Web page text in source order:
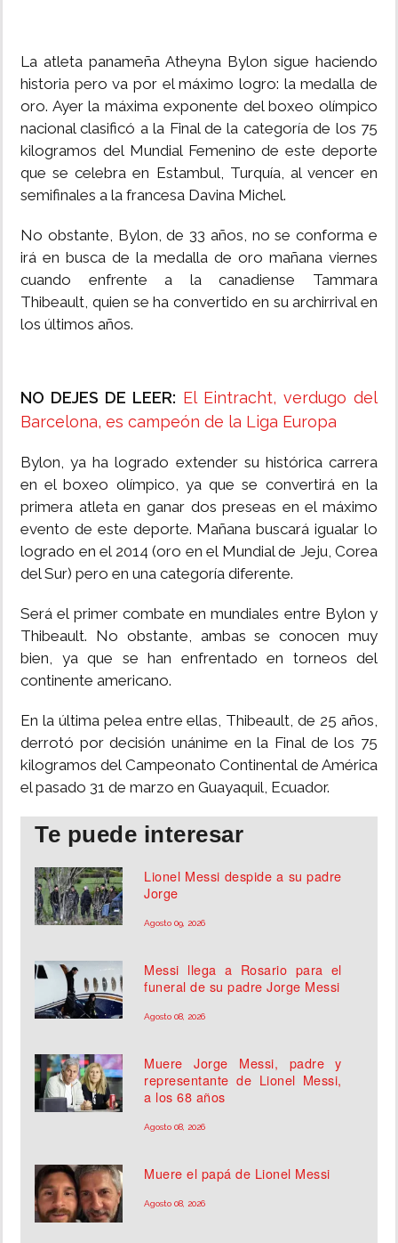
La atleta panameña Atheyna Bylon sigue haciendo
historia pero va por el máximo logro: la medalla de
oro. Ayer la máxima exponente del boxeo olímpico
nacional clasificó a la Final de la categoría de los 75
kilogramos del Mundial Femenino de este deporte
que se celebra en Estambul, Turquía, al vencer en
semifinales a la francesa Davina Michel.
No obstante, Bylon, de 33 años, no se conforma e
irá en busca de la medalla de oro mañana viernes
cuando enfrente a la canadiense Tammara
Thibeault, quien se ha convertido en su archirrival en
los últimos años.
NO DEJES DE LEER: El Eintracht, verdugo del
Barcelona, es campeón de la Liga Europa
Bylon, ya ha logrado extender su histórica carrera
en el boxeo olímpico, ya que se convertirá en la
primera atleta en ganar dos preseas en el máximo
evento de este deporte. Mañana buscará igualar lo
logrado en el 2014 (oro en el Mundial de Jeju, Corea
del Sur) pero en una categoría diferente.
Será el primer combate en mundiales entre Bylon y
Thibeault. No obstante, ambas se conocen muy
bien, ya que se han enfrentado en torneos del
continente americano.
En la última pelea entre ellas, Thibeault, de 25 años,
derrotó por decisión unánime en la Final de los 75
kilogramos del Campeonato Continental de América
el pasado 31 de marzo en Guayaquil, Ecuador.
Te puede interesar
Lionel Messi despide a su padre
Jorge
Agosto 09, 2026
Messi llega a Rosario para el
funeral de su padre Jorge Messi
Agosto 08, 2026
Muere Jorge Messi, padre y
representante de Lionel Messi,
a los 68 años
Agosto 08, 2026
Muere el papá de Lionel Messi
Agosto 08, 2026